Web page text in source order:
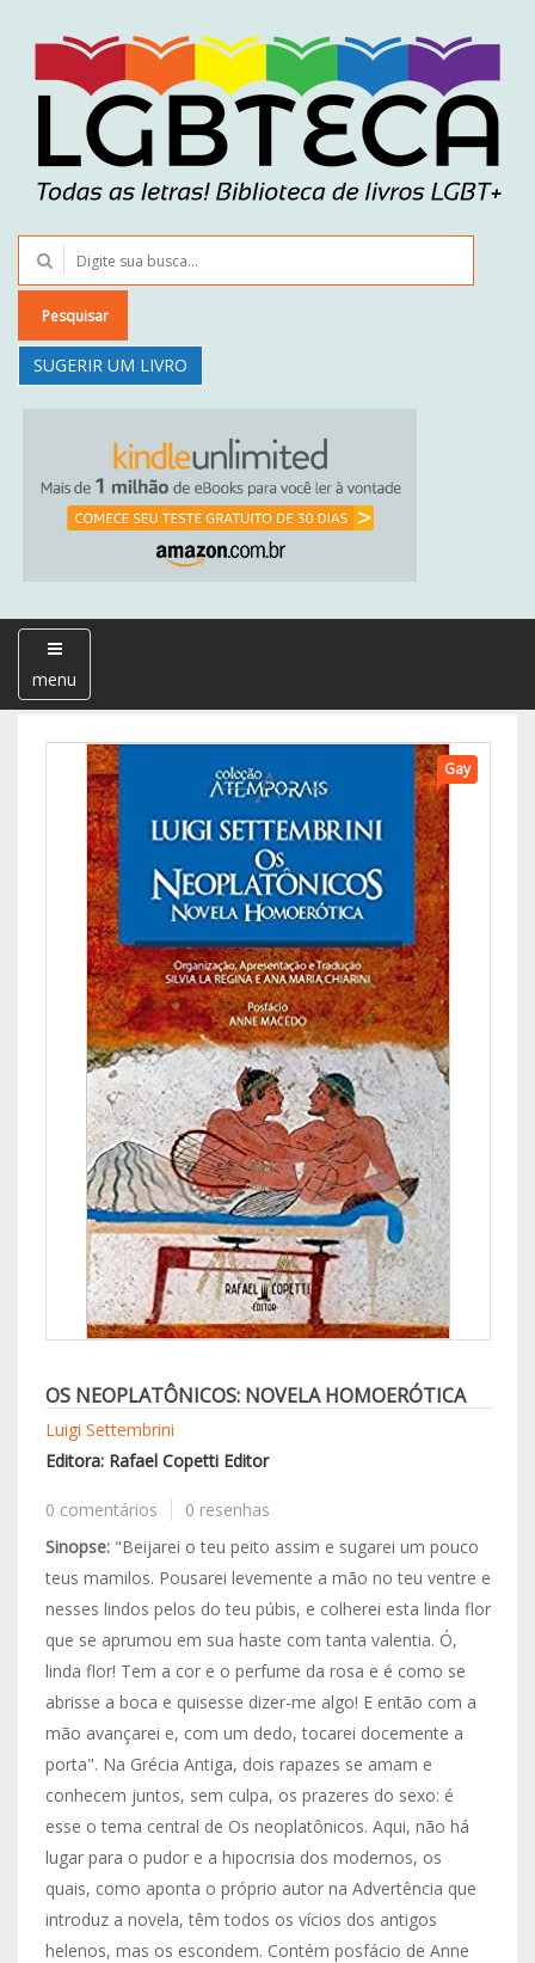
Pesquisar
SUGERIR UM LIVRO
menu
Gay
OS NEOPLATÔNICOS: NOVELA HOMOERÓTICA
Luigi Settembrini
Editora: Rafael Copetti Editor
0 comentários
0 resenhas
Sinopse:"Beijarei o teu peito assim e sugarei um pouco
teus mamilos. Pousarei levemente a mão no teu ventre e
nesses lindos pelos do teu púbis, e colherei esta linda flor
que se aprumou em sua haste com tanta valentia. Ó,
linda flor! Tem a cor e o perfume da rosa e é como se
abrisse a boca e quisesse dizer-me algo! E então com a
mão avançarei e, com um dedo, tocarei docemente a
porta". Na Grécia Antiga, dois rapazes se amam e
conhecem juntos, sem culpa, os prazeres do sexo: é
esse o tema central de Os neoplatônicos. Aqui, não há
lugar para o pudor e a hipocrisia dos modernos, os
quais, como aponta o próprio autor na Advertência que
introduz a novela, têm todos os vícios dos antigos
helenos, mas os escondem. Contém posfácio de Anne